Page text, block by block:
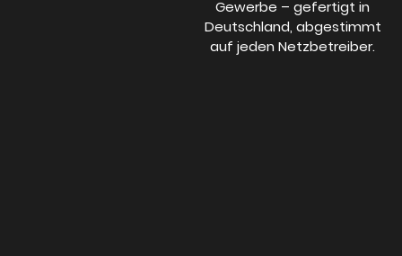
Gewerbe – gefertigt in
Deutschland, abgestimmt
auf jeden Netzbetreiber.